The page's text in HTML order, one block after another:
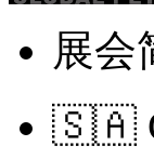
展会
🇸🇦